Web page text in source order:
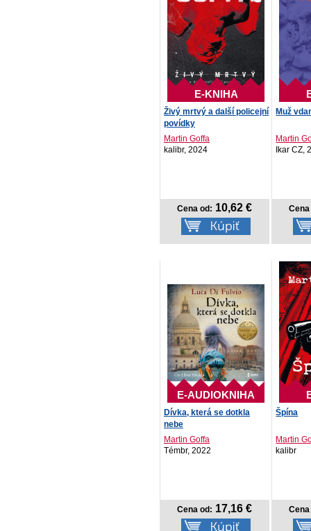
E-KNIHA
Živý mrtvý a další policejní
povídky
Martin Goffa
kalibr, 2024
Cena od: 10,62 €
Muž
Martin
Ikar CZ,
E-AUDIOKNIHA
Dívka, která se dotkla
nebe
Martin Goffa
Témbr, 2022
Cena od: 17,16 €
Špína
Martin
kalibr